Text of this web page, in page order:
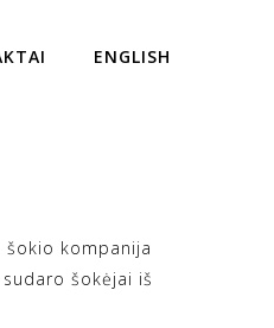
ENGLISH
kompanija
šokėjai iš